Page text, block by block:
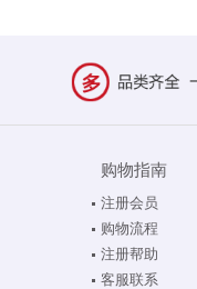
购物指南
注册会员
购物流程
注册帮助
客服联系